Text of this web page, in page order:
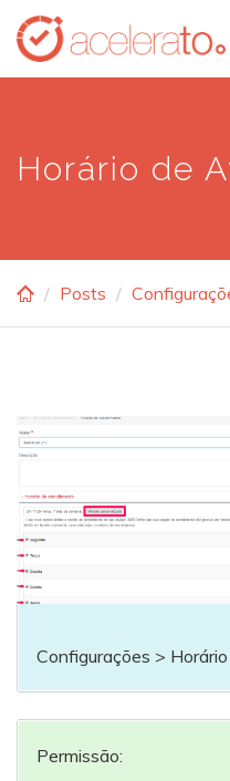
Skip
main
Horário de
Posts
Configurações >
Permissão: